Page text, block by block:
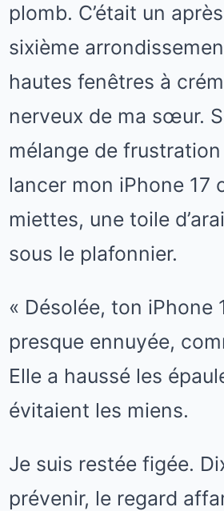
plomb. C’était un
sixième
hautes fenêtres à
nerveux de ma sœur.
mélange de
lancer mon iPhone 17
miettes, une toile
sous le plafonnier.
« Désolée, ton iPhone
presque ennuyée,
Elle a haussé les
évitaient les miens.
Je suis restée figée.
prévenir, le regard